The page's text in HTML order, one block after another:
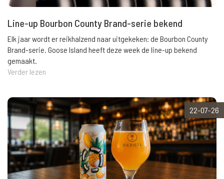
Line-up Bourbon County Brand-serie bekend
Elk jaar wordt er reikhalzend naar uitgekeken: de Bourbon County
Brand-serie. Goose Island heeft deze week de line-up bekend
gemaakt.
Verder lezen
22-07-26